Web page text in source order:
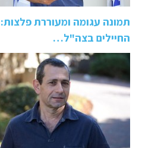
תמונה עגומה ומעוררת
החיילים בצה"ל…